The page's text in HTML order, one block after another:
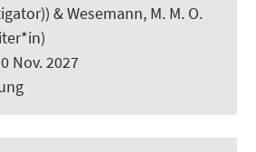
&Wesemann, M. M. O.
Nov. 2027